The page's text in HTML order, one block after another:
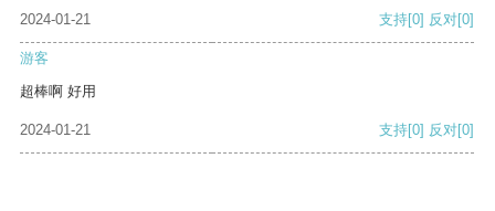
2024-01-21 支持[0] 反对[0]
游客
超棒啊 好用
2024-01-21 支持[0] 反对[0]